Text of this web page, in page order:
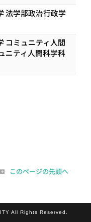
法学部政治行政学
コミュニティ人間
ニティ人間科学科
このページの先頭へ
All Rights Reserved.